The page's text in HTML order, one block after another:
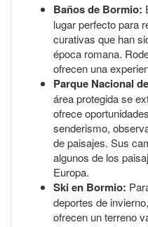
Baños de Bormio:
lugar perfecto para
curativas que han
época romana.
ofrecen una
Parque Nacional
área protegida se
ofrece
senderismo,
de paisajes. Sus
algunos de los
Europa.
Ski en Bormio:
deportes de
ofrecen un terreno